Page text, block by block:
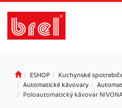
ESHOP Kuchynské
Automatické kávovary
Poloautomatický kávovar NIVONA